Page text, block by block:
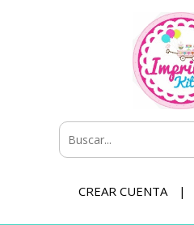
CREAR CUENTA